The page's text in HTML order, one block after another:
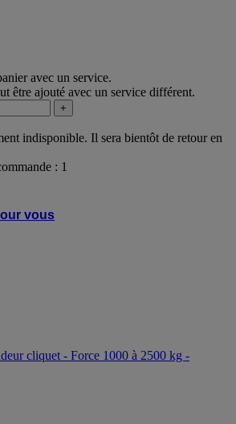
avec un service.
être ajouté avec un service différent.
+
indisponible. Il sera bientôt de retour en
: 1
vous
cliquet - Force 1000 à 2500 kg -